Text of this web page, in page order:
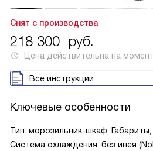
Снят с производства
218 300 руб.
Цена действительна на
Все инструкции
Ключевые особенности
Тип: морозильник-шкаф,
Система охлаждения: без инея